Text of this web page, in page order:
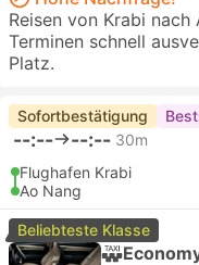
Reisen von Krabi
Terminen schnell
Platz.
Sofortbestätigung
--:-- --:-- 30m
Flughafen Krabi
Ao Nang
Beliebteste Klasse